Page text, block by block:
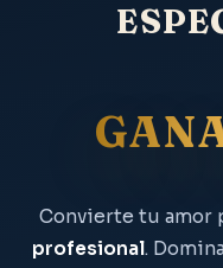
Convierte tu amor
profesional.